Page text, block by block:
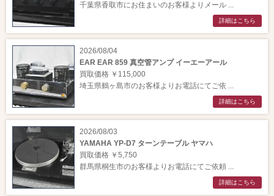
千葉県香取市にお住まいのお客様よりメール ...
詳細はこちら
2026/08/04
EAR EAR 859 真空管アンプ イーエーアール
買取価格 ￥115,000
埼玉県鶴ヶ島市のお客様よりお電話にてご依 ...
詳細はこちら
2026/08/03
YAMAHA YP-D7 ターンテーブル ヤマハ
買取価格 ￥5,750
群馬県桐生市のお客様よりお電話にてご依頼 ...
詳細はこちら